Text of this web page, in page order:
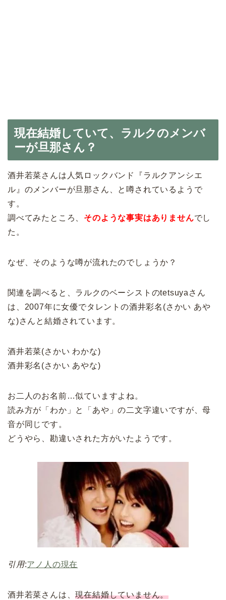
現在結婚していて、ラルクのメンバ
ーが旦那さん？
酒井若菜さんは人気ロックバンド『ラルクアンシエ
ル』のメンバーが旦那さん、と噂されているようで
す。
調べてみたところ、 そのような事実はありませんでし
た。
なぜ、そのような噂が流れたのでしょうか？
関連を調べると、ラルクのベーシストのtetsuyaさん
は、2007年に女優でタレントの酒井彩名(さかい あや
な)さんと結婚されています。
酒井若菜(さかい わかな)
酒井彩名(さかい あやな)
お二人のお名前…似ていますよね。
読み方が「わか」と「あや」の二文字違いですが、母
音が同じです。
どうやら、勘違いされた方がいたようです。
引用:アノ人の現在
酒井若菜さんは、現在結婚していません。